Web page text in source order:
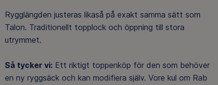
Rygglängden justeras likaså på exakt samma sätt som
Talon. Traditionellt topplock och öppning till stora
utrymmet.
Så tycker vi: Ett riktigt toppenköp för den som behöver
en ny ryggsäck och kan modifiera själv. Vore kul om Rab